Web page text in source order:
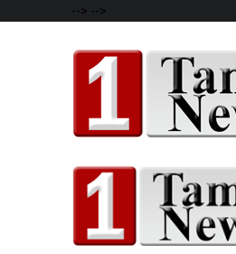
--> -->